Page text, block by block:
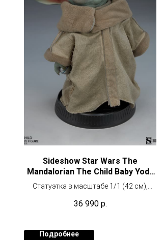
Sideshow Star Wars The
Mandalorian The Child Baby Yoda
Life-Size Statue
Статуэтка в масштабе 1/1 (42 см),
36 990 р.
Подробнее